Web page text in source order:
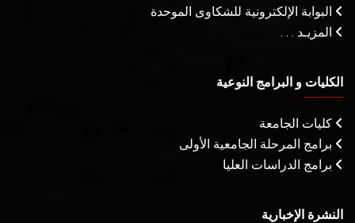
البوابة الإلكترونية للشكاوى الموحدة
المزيـد . . .
الكليات و البرامج النوعية
كليات الجامعة
برامج المرحلة الجامعية الأولى
برامج الدراسات العليا
النشرة الإخبارية